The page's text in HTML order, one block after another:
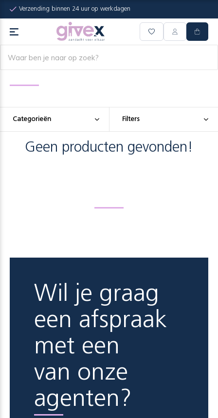
Verzending binnen 24 uur op werkdagen
Categorieën Filters
Geen producten gevonden!
Wil je graag
een afspraak
met een
van onze
agenten?